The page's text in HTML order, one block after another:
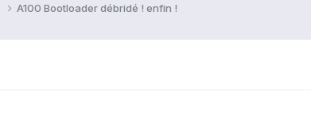
A100 Bootloader débridé ! enfin !